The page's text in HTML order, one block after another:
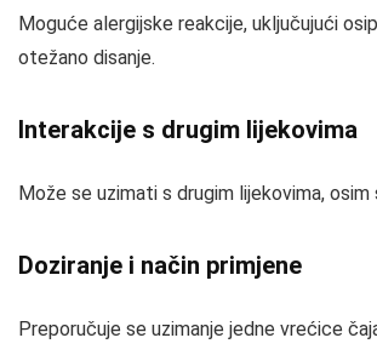
Moguće alergijske reakcije, uključujući
otežano disanje.
Interakcije s drugim lijekovima
Može se uzimati s drugim lijekovima, osim
Doziranje i način primjene
Preporučuje se uzimanje jedne vrećice